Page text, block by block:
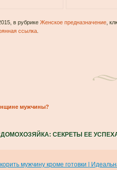
в рубрике Женское предназначение,
ссылка.
мужчины?
ДОМОХОЗЯЙКА: СЕКРЕТЫ ЕЕ
мужчину кроме готовки |